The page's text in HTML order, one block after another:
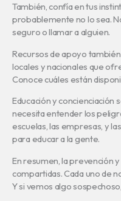
También, confía en tus
probablemente no lo sea.
seguro o llamar a alguien.
Recursos de apoyo
locales y nacionales que
Conoce cuáles están
Educación y concienciación
necesita entender los
escuelas, las empresas, y
para educar a la gente.
En resumen, la prevención
compartidas. Cada uno de
Y si vemos algo